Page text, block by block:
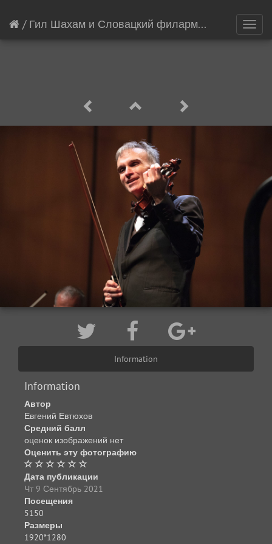
/ Гил Шахам и Словацкий филармонический оркестр
Information
Information
Автор
Евгений Евтюхов
Средний балл
оценок изображений нет
Оценить эту фотографию
Дата публикации
Чт 9 Сентябрь 2021
Посещения
5150
Размеры
1920*1280